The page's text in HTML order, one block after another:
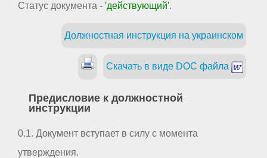
Статус документа - 'действующий'.
Должностная инструкция на украинском
Скачать в виде DOC файла
Предисловие к должностной
инструкции
0.1. Документ вступает в силу с момента
утверждения.